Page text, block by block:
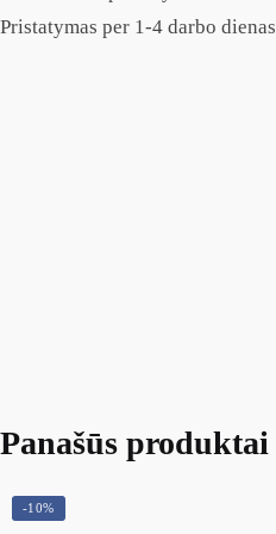
Pristatymas per 1-4 darbo dienas
Panašūs produktai
-10%